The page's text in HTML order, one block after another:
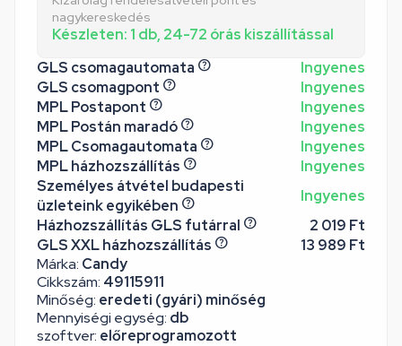
Márka: Candy
Cikkszám: 49115911
Minőség: eredeti (gyári) minőség
Mennyiségi egység: db
nagykereskedés
Készleten: 1 db, 24-72 órás kiszállítással
GLS csomagautomata
Ingyenes
GLS csomagpont
Ingyenes
MPL Postapont
Ingyenes
MPL Postán maradó
Ingyenes
MPL Csomagautomata
Ingyenes
MPL házhozszállítás
Ingyenes
Személyes átvétel budapesti
üzleteink egyikében
Ingyenes
Házhozszállítás GLS futárral
2 019 Ft
GLS XXL házhozszállítás
13 989 Ft
szoftver: előreprogramozott